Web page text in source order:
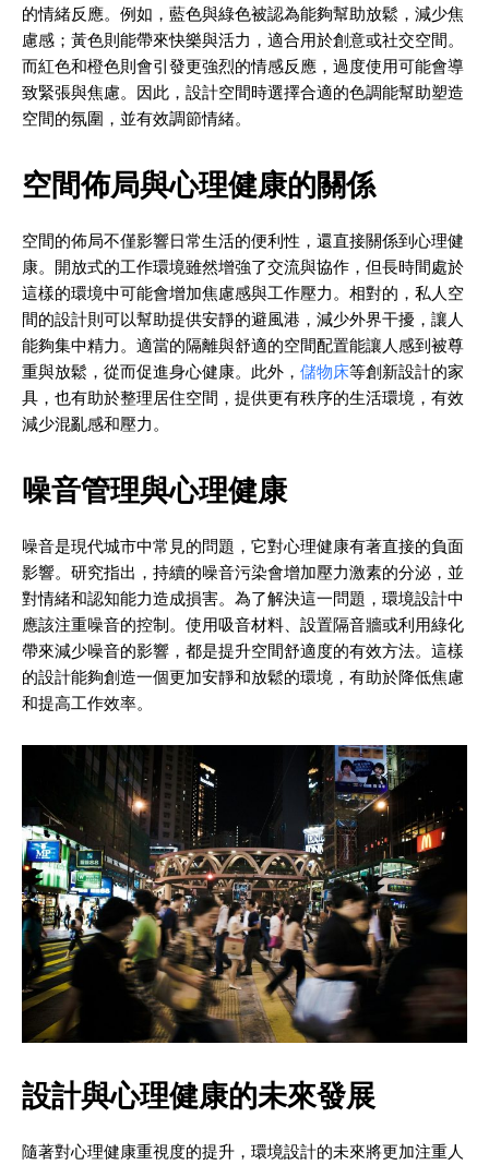
的情緒反應。例如，藍色與綠色被認為能夠幫助放鬆，減少焦
慮感；黃色則能帶來快樂與活力，適合用於創意或社交空間。
而紅色和橙色則會引發更強烈的情感反應，過度使用可能會導
致緊張與焦慮。因此，設計空間時選擇合適的色調能幫助塑造
空間的氛圍，並有效調節情緒。
空間佈局與心理健康的關係
空間的佈局不僅影響日常生活的便利性，還直接關係到心理健
康。開放式的工作環境雖然增強了交流與協作，但長時間處於
這樣的環境中可能會增加焦慮感與工作壓力。相對的，私人空
間的設計則可以幫助提供安靜的避風港，減少外界干擾，讓人
能夠集中精力。適當的隔離與舒適的空間配置能讓人感到被尊
重與放鬆，從而促進身心健康。此外， 儲物床等創新設計的家
具，也有助於整理居住空間，提供更有秩序的生活環境，有效
減少混亂感和壓力。
噪音管理與心理健康
噪音是現代城市中常見的問題，它對心理健康有著直接的負面
影響。研究指出，持續的噪音污染會增加壓力激素的分泌，並
對情緒和認知能力造成損害。為了解決這一問題，環境設計中
應該注重噪音的控制。使用吸音材料、設置隔音牆或利用綠化
帶來減少噪音的影響，都是提升空間舒適度的有效方法。這樣
的設計能夠創造一個更加安靜和放鬆的環境，有助於降低焦慮
和提高工作效率。
設計與心理健康的未來發展
隨著對心理健康重視度的提升，環境設計的未來將更加注重人